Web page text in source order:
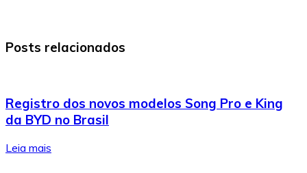
Posts relacionados
Registro dos novos modelos Song Pro e King
da BYD no Brasil
Leia mais